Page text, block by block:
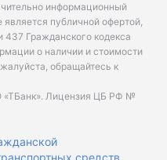
информационный
является публичной офертой,
Гражданского кодекса
о наличии и стоимости
обращайтесь к
«ТБанк». Лицензия ЦБ РФ №
средств